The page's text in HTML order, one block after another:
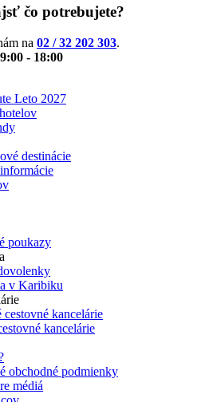
čo potrebujete?
na 02 / 32 202 303.
9:00 - 18:00
Leto 2027
destinácie
poukazy
v Karibiku
cestovné kancelárie
kancelárie
obchodné podmienky
médiá